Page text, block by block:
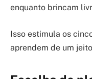
enquanto brincam
Isso estimula os
aprendem de um